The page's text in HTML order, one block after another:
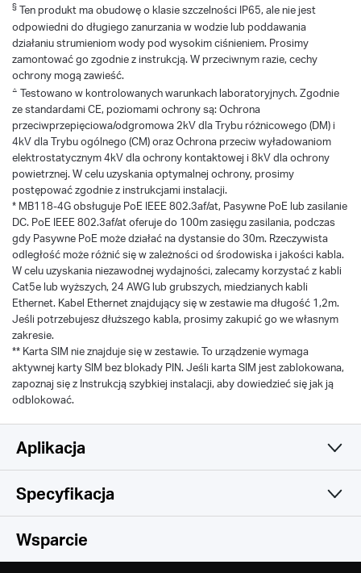
§ Ten produkt ma obudowę o klasie szczelności IP65, ale nie jest
odpowiedni do długiego zanurzania w wodzie lub poddawania
działaniu strumieniom wody pod wysokim ciśnieniem. Prosimy
zamontować go zgodnie z instrukcją. W przeciwnym razie, cechy
ochrony mogą zawieść.
△ Testowano w kontrolowanych warunkach laboratoryjnych. Zgodnie
ze standardami CE, poziomami ochrony są: Ochrona
przeciwprzepięciowa/odgromowa 2kV dla Trybu różnicowego (DM) i
4kV dla Trybu ogólnego (CM) oraz Ochrona przeciw wyładowaniom
elektrostatycznym 4kV dla ochrony kontaktowej i 8kV dla ochrony
powietrznej. W celu uzyskania optymalnej ochrony, prosimy
postępować zgodnie z instrukcjami instalacji.
* MB118-4G obsługuje PoE IEEE 802.3af/at, Pasywne PoE lub zasilanie
DC. PoE IEEE 802.3af/at oferuje do 100m zasięgu zasilania, podczas
gdy Pasywne PoE może działać na dystansie do 30m. Rzeczywista
odległość może różnić się w zależności od środowiska i jakości kabla.
W celu uzyskania niezawodnej wydajności, zalecamy korzystać z kabli
Cat5e lub wyższych, 24 AWG lub grubszych, miedzianych kabli
Ethernet. Kabel Ethernet znajdujący się w zestawie ma długość 1,2m.
Jeśli potrzebujesz dłuższego kabla, prosimy zakupić go we własnym
zakresie.
** Karta SIM nie znajduje się w zestawie. To urządzenie wymaga
aktywnej karty SIM bez blokady PIN. Jeśli karta SIM jest zablokowana,
zapoznaj się z Instrukcją szybkiej instalacji, aby dowiedzieć się jak ją
odblokować.
Aplikacja
Prosta i funkcjonalna
Specyfikacja
Sieć bezprzewodowa
Wsparcie